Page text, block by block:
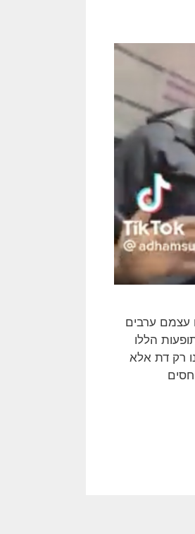
בירושלים, בליל שישי, ה- 27 בינואר 2023, תיעדו עצמם ערבים
הללו
רק דת אלא